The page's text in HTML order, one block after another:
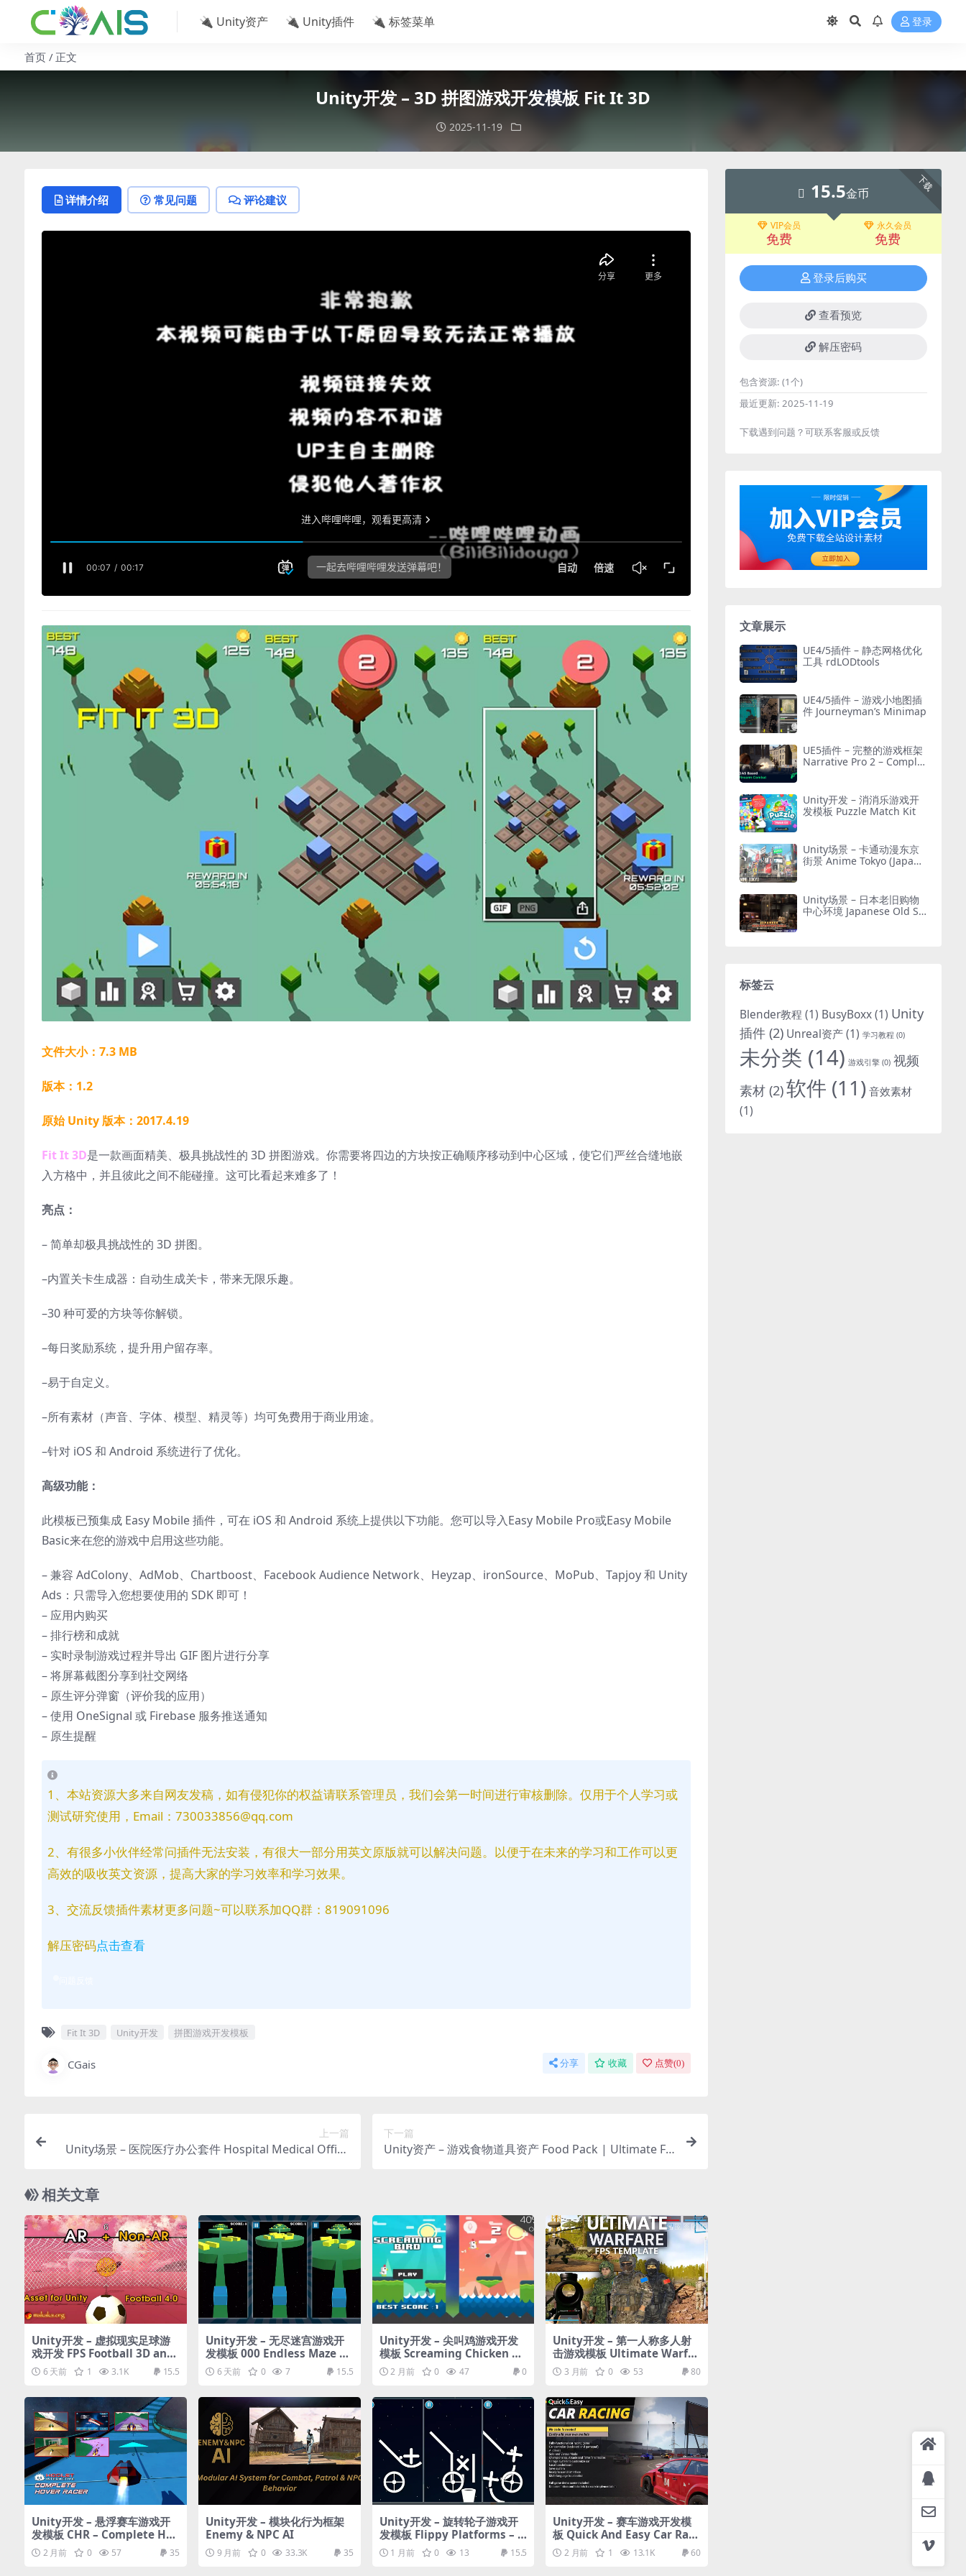
🔌 Unity资产 🔌 Unity插件 🔌 标签菜单 登录
首页 正文
Unity开发 – 3D 拼图游戏开发模板 Fit It 3D
2025-11-19
详情介绍 常见问题 评论建议
文件大小：7.3 MB
版本：1.2
原始 Unity 版本：2017.4.19
Fit It 3D是一款画面精美、极具挑战性的 3D 拼图游戏。你需要将四边的方块按正确顺序移动到中心区域，使它们严丝合缝地嵌
入方格中，并且彼此之间不能碰撞。这可比看起来难多了！
亮点：
– 简单却极具挑战性的 3D 拼图。
–内置关卡生成器：自动生成关卡，带来无限乐趣。
–30 种可爱的方块等你解锁。
–每日奖励系统，提升用户留存率。
–易于自定义。
–所有素材（声音、字体、模型、精灵等）均可免费用于商业用途。
–针对 iOS 和 Android 系统进行了优化。
高级功能：
此模板已预集成 Easy Mobile 插件，可在 iOS 和 Android 系统上提供以下功能。您可以导入Easy Mobile Pro或Easy Mobile
Basic来在您的游戏中启用这些功能。
– 兼容 AdColony、AdMob、Chartboost、Facebook Audience Network、Heyzap、ironSource、MoPub、Tapjoy 和 Unity
Ads：只需导入您想要使用的 SDK 即可！
– 应用内购买
– 排行榜和成就
– 实时录制游戏过程并导出 GIF 图片进行分享
– 将屏幕截图分享到社交网络
– 原生评分弹窗（评价我的应用）
– 使用 OneSignal 或 Firebase 服务推送通知
– 原生提醒
1、本站资源大多来自网友发稿，如有侵犯你的权益请联系管理员，我们会第一时间进行审核删除。仅用于个人学习或
测试研究使用，Email：730033856@qq.com
2、有很多小伙伴经常问插件无法安装，有很大一部分用英文原版就可以解决问题。以便于在未来的学习和工作可以更
高效的吸收英文资源，提高大家的学习效率和学习效果。
3、交流反馈插件素材更多问题~可以联系加QQ群：819091096
解压密码点击查看
Fit It 3D Unity开发 拼图游戏开发模板
CGais 分享 收藏 点赞(0)
上一篇
Unity场景 – 医院医疗办公套件 Hospital Medical Office
下一篇
Unity资产 – 游戏食物道具资产 Food Pack | Ultimate Fo
相关文章
Unity开发 – 虚拟现实足球游
戏开发 FPS Football 3D and
AR6 天前 1 3.1K 15.5
Unity开发 – 无尽迷宫游戏开
发模板 000 Endless Maze –
Complete Project Templat
e
6 天前 0 7 15.5
Unity开发 – 尖叫鸡游戏开发
模板 Screaming Chicken Ga
me Template
2 月前 0 47 0
Unity开发 – 第一人称多人射
击游戏模板 Ultimate Warfar
e – FPS Multiplayer Templa
te
3 月前 0 53 80
Unity开发 – 悬浮赛车游戏开
发模板 CHR – Complete Hov
er Racer
2 月前 0 57 35
Unity开发 – 模块化行为框架
Enemy & NPC AI
9 月前 0 33.3K 35
Unity开发 – 旋转轮子游戏开
发模板 Flippy Platforms – s
pin the wheel and rotate t
he floors
1 月前 0 13 15.5
Unity开发 – 赛车游戏开发模
板 Quick And Easy Car Raci
ng2 月前 1 13.1K 60
下载
15.5金币
VIP会员
免费
永久会员
免费
登录后购买
查看预览
解压密码
包含资源: (1个)
最近更新: 2025-11-19
下载遇到问题？可联系客服或反馈
文章展示
UE4/5插件 – 静态网格优化
工具 rdLODtools
UE4/5插件 – 游戏小地图插
件 Journeyman’s Minimap
UE5插件 – 完整的游戏框架
Narrative Pro 2 – Complet
Unity开发 – 消消乐游戏开
发模板 Puzzle Match Kit
Unity场景 – 卡通动漫东京
街景 Anime Tokyo (Japane
Unity场景 – 日本老旧购物
中心环境 Japanese Old Sh
标签云
Blender教程 (1) BusyBoxx(1) Unity
插件 (2) Unreal资产(1) 学习教程 (0)
未分类 (14) 游戏引擎 (0) 视频
素材 (2)软件 (11)音效素材
(1)